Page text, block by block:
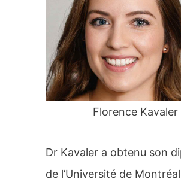
:
Florence Kavaler
Dr Kavaler a obtenu son
de l’Université de